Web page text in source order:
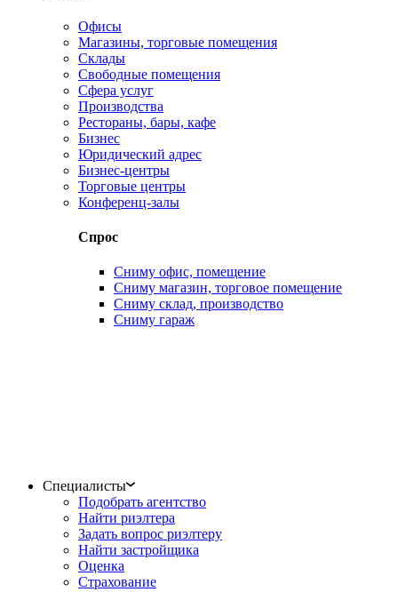
Офисы
Магазины, торговые помещения
Склады
Свободные помещения
Сфера услуг
Производства
Рестораны, бары, кафе
Бизнес
Юридический адрес
Бизнес-центры
Торговые центры
Конференц-залы
Спрос
Сниму офис, помещение
Сниму магазин, торговое помещение
Сниму склад, производство
Сниму гараж
Специалисты
Подобрать агентство
Найти риэлтера
Задать вопрос риэлтеру
Найти застройщика
Оценка
Страхование